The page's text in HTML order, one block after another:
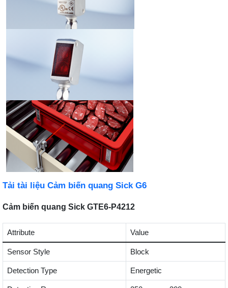
Tải tài liệu Cảm biến quang Sick G6
Cảm biến quang Sick GTE6-P4212
Attribute Value
Sensor Style Block
Detection Type Energetic